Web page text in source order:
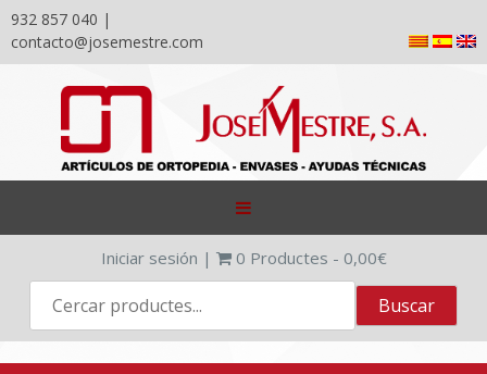
932 857 040 |
contacto@josemestre.com
content
Iniciar sesión | 0 Productes - 0,00€